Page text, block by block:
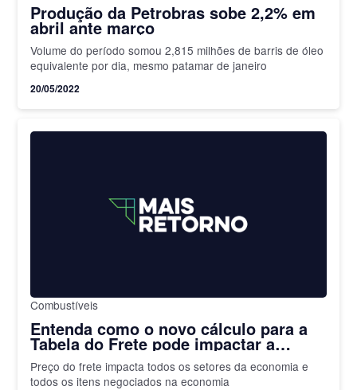
Produção da Petrobras sobe 2,2% em
abril ante março
Volume do período somou 2,815 milhões de barris de óleo
equivalente por dia, mesmo patamar de janeiro
20/05/2022
Combustíveis
Entenda como o novo cálculo para a
Tabela do Frete pode impactar a
inflação brasileira
Preço do frete impacta todos os setores da economia e
todos os itens negociados na economia